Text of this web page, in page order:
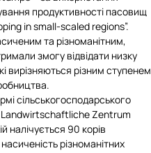
продуктивності пасовищ
in small-scaled regions”.
та різноманітним,
змогу відвідати низку
вирізняються різним ступенем
сільськогосподарського
Zentrum
налічується 90 корів
різноманітних